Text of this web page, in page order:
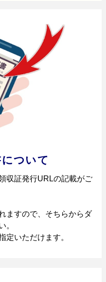
ついて
収証発行URLの記載がご
ますので、そちらからダ
。
定いただけます。